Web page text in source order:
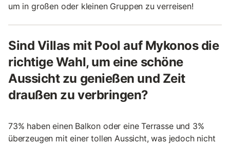
um in großen oder kleinen Gruppen zu verreisen!
Sind Villas mit Pool auf Mykonos die
richtige Wahl, um eine schöne
Aussicht zu genießen und Zeit
draußen zu verbringen?
73% haben einen Balkon oder eine Terrasse und 3%
überzeugen mit einer tollen Aussicht, was jedoch nicht